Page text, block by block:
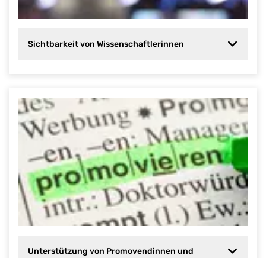
Sichtbarkeit von Wissenschaftlerinnen
Unterstützung von Promovendinnen und